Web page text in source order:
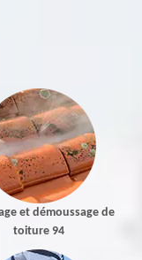
et démoussage de
toiture 94